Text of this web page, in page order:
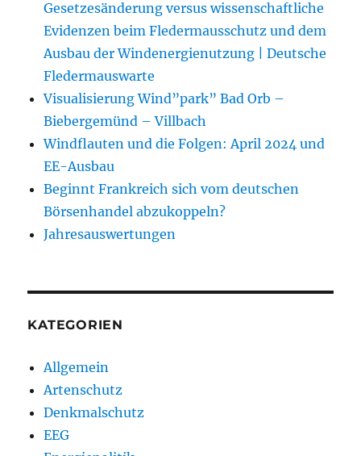
Gesetzesänderung versus wissenschaftliche
Evidenzen beim Fledermausschutz und dem
Ausbau der Windenergienutzung | Deutsche
Fledermauswarte
Visualisierung Wind”park” Bad Orb –
Biebergemünd – Villbach
Windflauten und die Folgen: April 2024 und
EE-Ausbau
Beginnt Frankreich sich vom deutschen
Börsenhandel abzukoppeln?
Jahresauswertungen
KATEGORIEN
Allgemein
Artenschutz
Denkmalschutz
EEG